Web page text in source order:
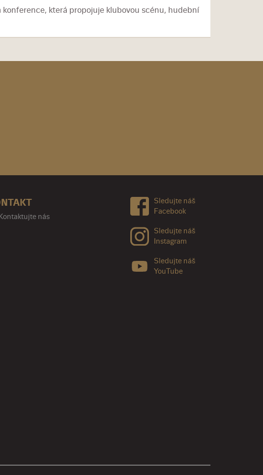
která propojuje klubovou scénu, hudební
Kontaktujte nás
Sledujte náš
Facebook
Sledujte náš
Instagram
Sledujte náš
YouTube